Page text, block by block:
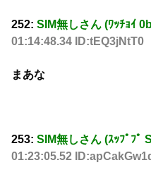
252: SIM無しさん (ﾜｯﾁｮｲ
01:14:48.34 ID:tEQ3jNtT0
まあな
253: SIM無しさん (ｽｯﾌﾟﾌﾟ
01:23:05.52